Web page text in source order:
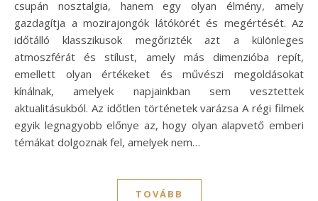
csupán nosztalgia, hanem egy olyan élmény, amely
gazdagítja a mozirajongók látókörét és megértését. Az
időtálló klasszikusok megőrizték azt a különleges
atmoszférát és stílust, amely más dimenzióba repít,
emellett olyan értékeket és művészi megoldásokat
kínálnak, amelyek napjainkban sem vesztettek
aktualitásukból. Az időtlen történetek varázsa A régi filmek
egyik legnagyobb előnye az, hogy olyan alapvető emberi
témákat dolgoznak fel, amelyek nem…
TOVÁBB